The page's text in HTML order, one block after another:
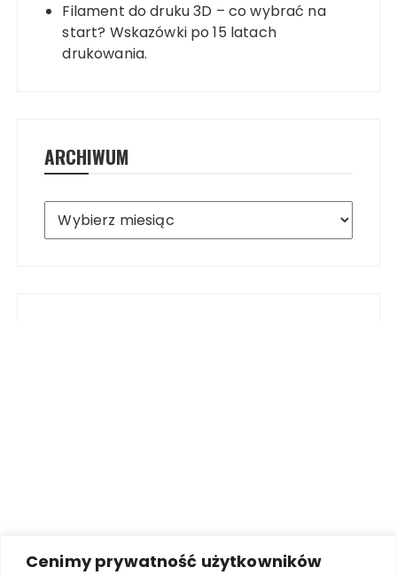
Cenimy prywatność użytkowników
Filament do druku 3D – co wybrać na
start? Wskazówki po 15 latach
drukowania.
ARCHIWUM
Archiwum